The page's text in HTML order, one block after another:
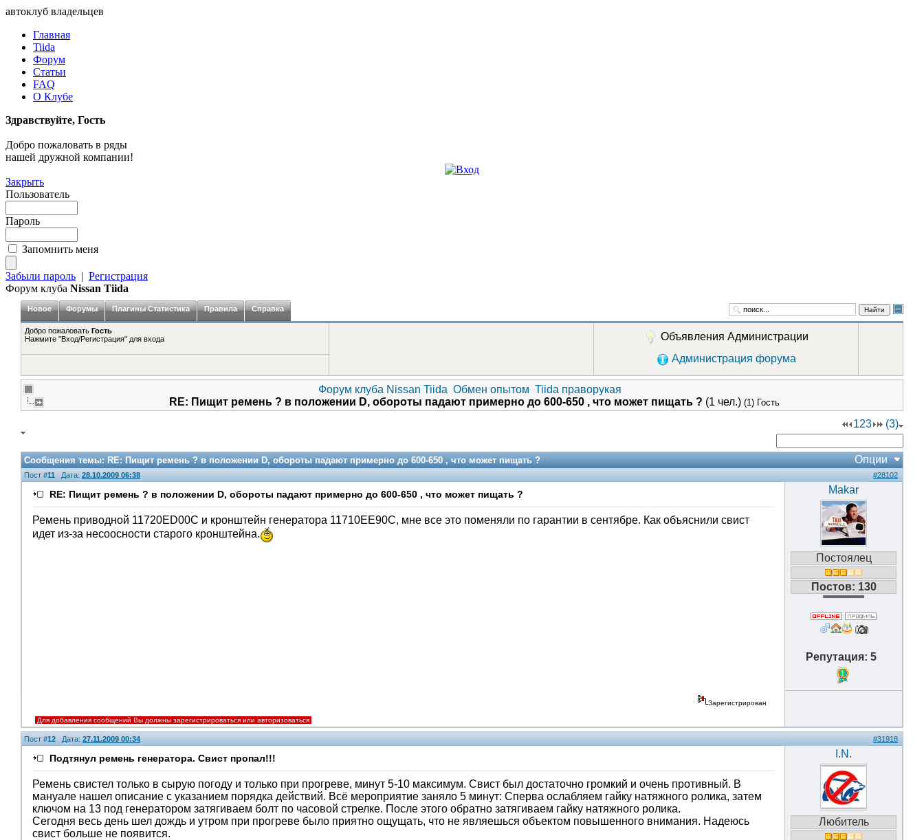
автоклуб владельцев
Главная
Tiida
Форум
Статьи
FAQ
О Клубе
Здравствуйте, Гость
Добро пожаловать в ряды
нашей дружной компании!
Закрыть
Пользователь
Пароль
Запомнить меня
Забыли пароль | Регистрация
Форум клуба Nissan Tiida
Новое Форумы Плагины Статистика Правила Справка Найти
Добро пожаловать Гость
Нажмите "Вход/Регистрация" для входа
Объявления Администрации
Администрация форума
Форум клуба Nissan Tiida Обмен опытом Tiida праворукая
RE: Пищит ремень ? в положении D, обороты падают примерно до 600-650 , что может пищать ? (1 чел.) (1) Гость
123 (3)
Сообщения темы:RE: Пищит ремень ? в положении D, обороты падают примерно до 600-650 , что может пищать ? Опции
Пост #11 Дата: 28.10.2009 06:38 #28102
RE: Пищит ремень ? в положении D, обороты падают примерно до 600-650 , что может пищать ?
Ремень приводной 11720ED00C и кронштейн генератора 11710EE90C, мне все это поменяли по гарантии в сентябре. Как объяснили свист
идет из-за несоосности старого кронштейна.
Makar
Постоялец
Постов: 130
Репутация: 5
1
Зарегистрирован
Для добавления сообщений Вы должны зарегистрироваться или авторизоваться
Пост #12 Дата: 27.11.2009 00:34 #31918
Подтянул ремень генератора. Свист пропал!!!
Ремень свистел только в сырую погоду и только при прогреве, минут 5-10 максимум. Свист был достаточно громкий и очень противный. В
мануале нашел описание с указанием порядка действий. Всё мероприятие заняло 5 минут: Сперва ослабляем гайку натяжного ролика, затем
ключом на 13 под генератором затягиваем болт по часовой стрелке. После этого обратно затягиваем гайку натяжного ролика.
Сегодня весь день шел дождь и утром при прогреве было приятно ощущать, что не являешься объектом повышенного внимания. Надеюсь
свист больше не появится.
I.N.
Любитель